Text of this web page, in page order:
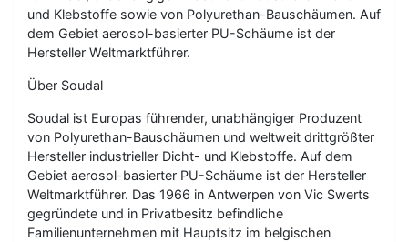
und Klebstoffe sowie von Polyurethan-Bauschäumen. Auf
dem Gebiet aerosol-basierter PU-Schäume ist der
Hersteller Weltmarktführer.
Über Soudal
Soudal ist Europas führender, unabhängiger Produzent
von Polyurethan-Bauschäumen und weltweit drittgrößter
Hersteller industrieller Dicht- und Klebstoffe. Auf dem
Gebiet aerosol-basierter PU-Schäume ist der Hersteller
Weltmarktführer. Das 1966 in Antwerpen von Vic Swerts
gegründete und in Privatbesitz befindliche
Familienunternehmen mit Hauptsitz im belgischen